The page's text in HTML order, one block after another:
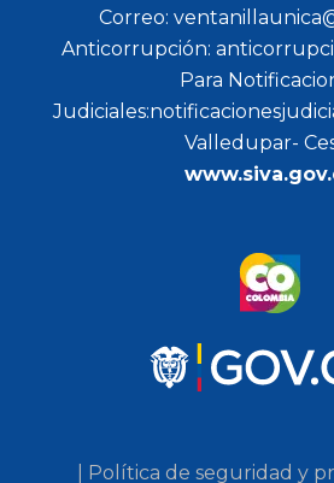
Correo:
Anticorrupción:
Para
Valledupar-
| Política de seguridad y